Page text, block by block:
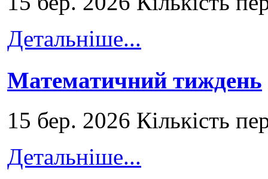
Детальніше...
Математичний тиждень
15 бер. 2026 Кількість
Детальніше...